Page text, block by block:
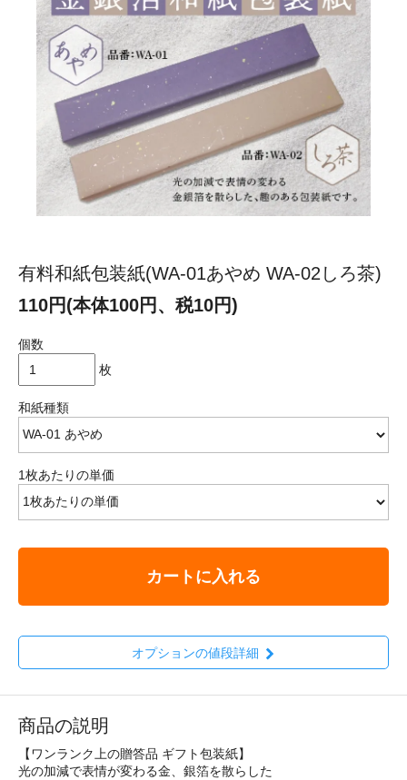
有料和紙包装紙(WA-01あやめ WA-02しろ茶)
110円(本体100円、税10円)
個数
枚
和紙種類
1枚あたりの単価
カートに入れる
オプションの値段詳細
商品の説明
【ワンランク上の贈答品 ギフト包装紙】
光の加減で表情が変わる金、銀箔を散らした